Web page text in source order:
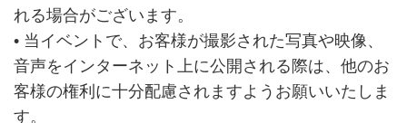
れる場合がございます。
• 当イベントで、お客様が撮影された写真や映像、
音声をインターネット上に公開される際は、他のお
客様の権利に十分配慮されますようお願いいたしま
す。